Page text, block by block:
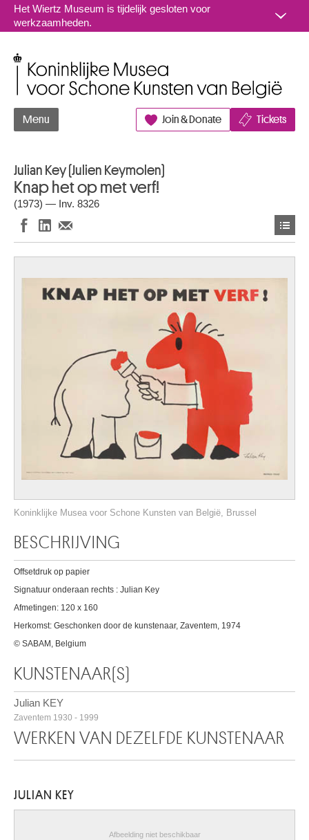
Naar inhoud
Het Wiertz Museum is tijdelijk gesloten voor
werkzaamheden.
Menu Join & Donate Tickets
Julian Key (Julien Keymolen)
Knap het op met verf!
(1973) — Inv. 8326
Koninklijke Musea voor Schone Kunsten van België, Brussel
BESCHRIJVING
Offsetdruk op papier
Signatuur onderaan rechts : Julian Key
Afmetingen: 120 x 160
Herkomst: Geschonken door de kunstenaar, Zaventem, 1974
© SABAM, Belgium
KUNSTENAAR(S)
Julian KEY
Zaventem 1930 - 1999
WERKEN VAN DEZELFDE KUNSTENAAR
JULIAN KEY
Afbeelding niet beschikbaar